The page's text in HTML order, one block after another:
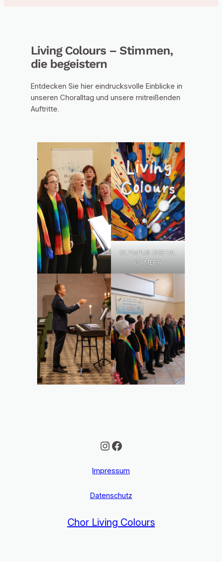
Living Colours – Stimmen,
die begeistern
Entdecken Sie hier eindrucksvolle Einblicke in
unseren Choralltag und unsere mitreißenden
Auftritte.
OLYMPUS DIGITAL
CAMERA
Instagram
Facebook
Impressum
Datenschutz
Chor Living Colours